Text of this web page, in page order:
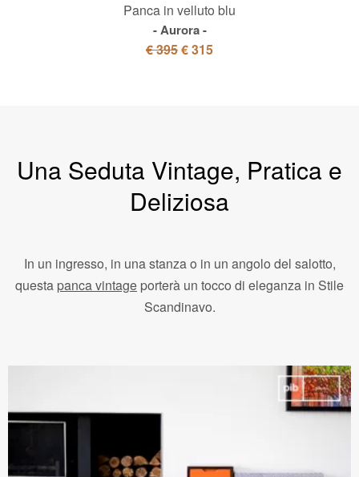
Panca in velluto blu
Aurora
€ 395€ 315
Una Seduta Vintage, Pratica e
Deliziosa
In un ingresso, in una stanza o in un angolo del salotto,
questa panca vintage porterà un tocco di eleganza in Stile
Scandinavo.